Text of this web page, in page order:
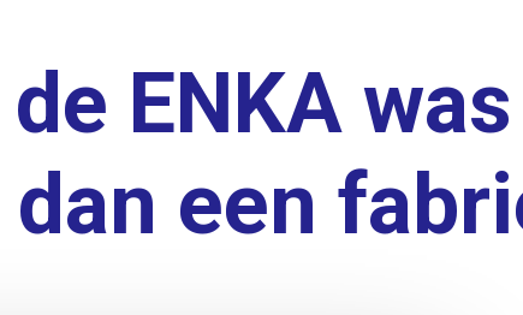
ENKA
een